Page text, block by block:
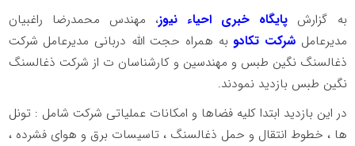
به گزارش پایگاه خبری احیاء نیوز، مهندس محمدرضا راغبیان
مدیرعامل شرکت تکادوبه همراه حجت الله دربانی مدیرعامل شرکت
ذغالسنگ نگین طبس و مهندسین و کارشناسان ت از شرکت ذغالسنگ
نگین طبس بازدید نمودند.
در این بازدید ابتدا کلیه فضاها و امکانات عملیاتی شرکت شامل : تونل
ها ، خطوط انتقال و حمل ذغالسنگ ، تاسیسات برق و هوای فشرده ،